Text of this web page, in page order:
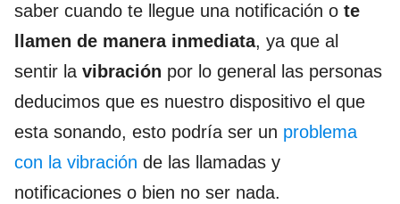
saber cuando te llegue una notificación o te
llamen de manera inmediata, ya que al
sentir la vibración por lo general las personas
deducimos que es nuestro dispositivo el que
esta sonando, esto podría ser un problema
con la vibración de las llamadas y
notificaciones o bien no ser nada.